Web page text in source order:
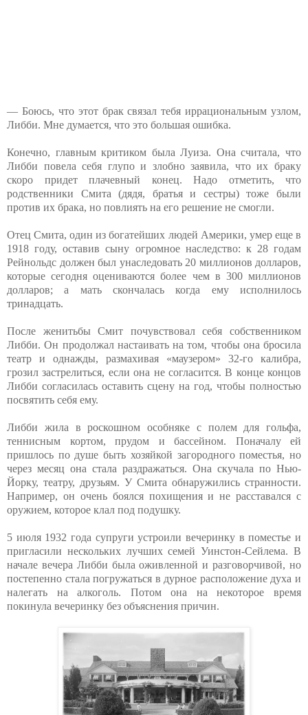
— Боюсь, что этот брак связал тебя иррациональным узлом,
Либби. Мне думается, что это большая ошибка.
Конечно, главным критиком была Луиза. Она считала, что
Либби повела себя глупо и злобно заявила, что их браку
скоро придет плачевный конец. Надо отметить, что
родственники Смита (дядя, братья и сестры) тоже были
против их брака, но повлиять на его решение не смогли.
Отец Смита, один из богатейших людей Америки, умер еще в
1918 году, оставив сыну огромное наследство: к 28 годам
Рейнольдс должен был унаследовать 20 миллионов долларов,
которые сегодня оцениваются более чем в 300 миллионов
долларов; а мать скончалась когда ему исполнилось
тринадцать.
После женитьбы Смит почувствовал себя собственником
Либби. Он продолжал настаивать на том, чтобы она бросила
театр и однажды, размахивая «маузером» 32-го калибра,
грозил застрелиться, если она не согласится. В конце концов
Либби согласилась оставить сцену на год, чтобы полностью
посвятить себя ему.
Либби жила в роскошном особняке с полем для гольфа,
теннисным кортом, прудом и бассейном. Поначалу ей
пришлось по душе быть хозяйкой загородного поместья, но
через месяц она стала раздражаться. Она скучала по Нью-
Йорку, театру, друзьям. У Смита обнаружились странности.
Например, он очень боялся похищения и не расставался с
оружием, которое клал под подушку.
5 июля 1932 года супруги устроили вечеринку в поместье и
пригласили нескольких лучших семей Уинстон-Сейлема. В
начале вечера Либби была оживленной и разговорчивой, но
постепенно стала погружаться в дурное расположение духа и
налегать на алкоголь. Потом она на некоторое время
покинула вечеринку без объяснения причин.